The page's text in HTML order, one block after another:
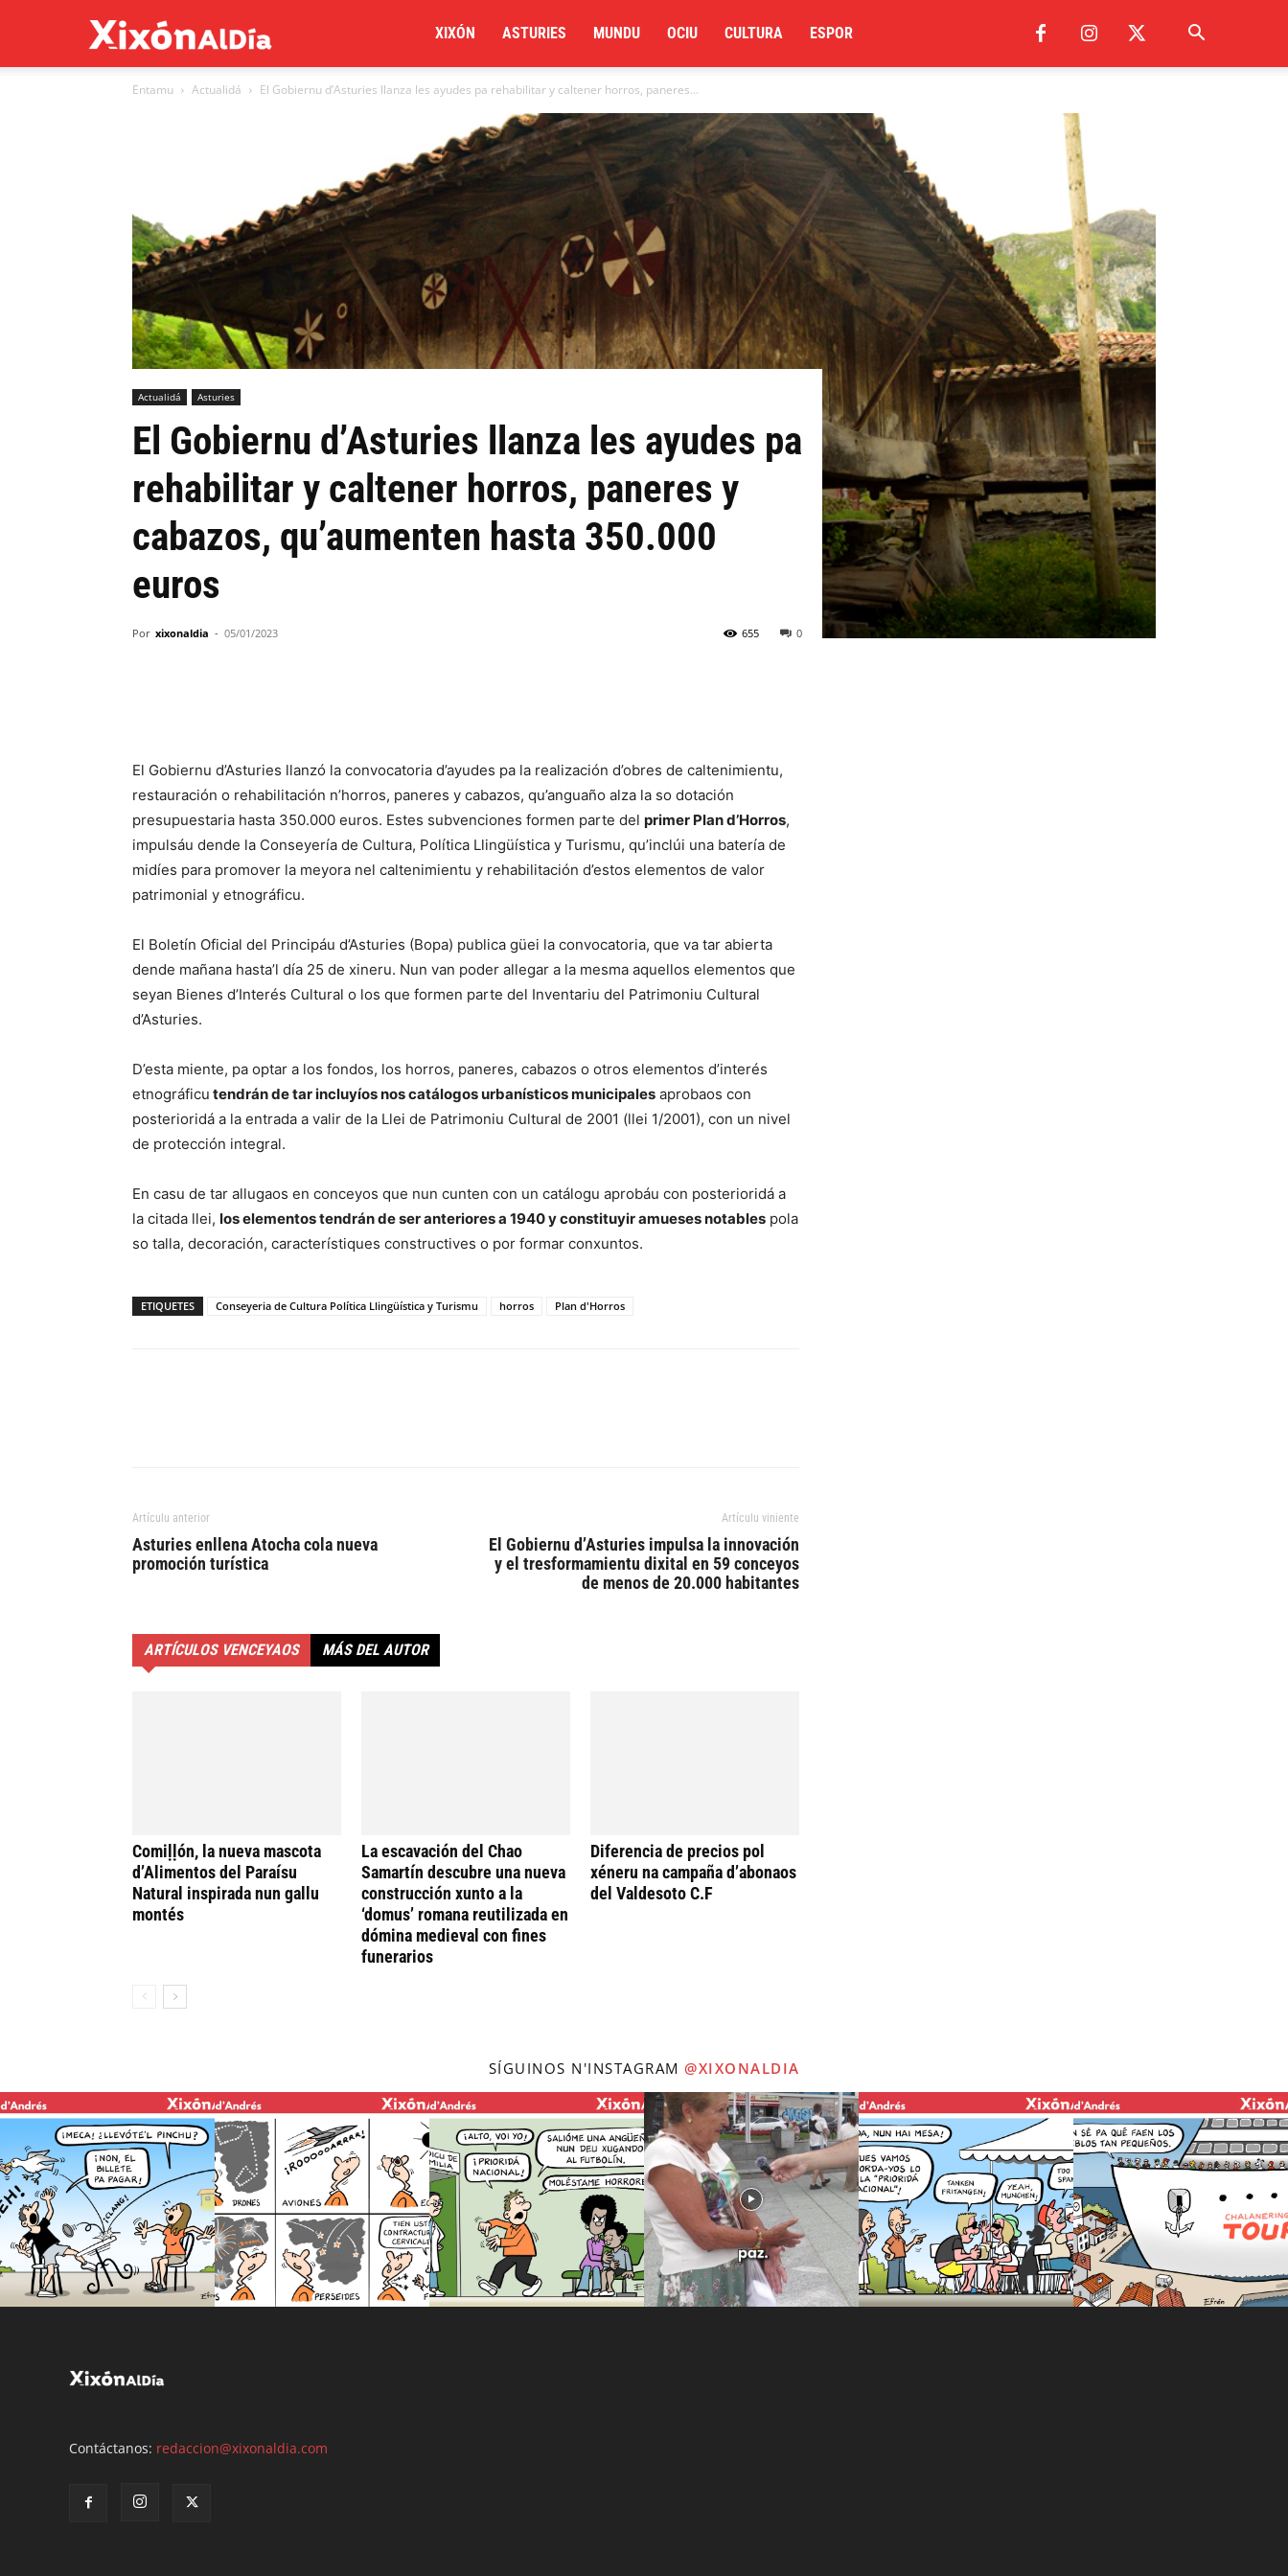
al
XIXÓN ASTURIES MUNDU OCIU CULTURA ESPOR
Entamu Actualidá El Gobiernu d’Asturies llanza les ayudes pa rehabilitar y caltener horros, paneres...
Actualidá Asturies
El Gobiernu d’Asturies llanza les ayudes pa
rehabilitar y caltener horros, paneres y
cabazos, qu’aumenten hasta 350.000
euros
Por xixonaldia - 05/01/2023 0
655
El Gobiernu d’Asturies llanzó la convocatoria d’ayudes pa la realización d’obres de caltenimientu,
restauración o rehabilitación n’horros, paneres y cabazos, qu’anguaño alza la so dotación
presupuestaria hasta 350.000 euros. Estes subvenciones formen parte del primer Plan d’Horros,
impulsáu dende la Conseyería de Cultura, Política Llingüística y Turismu, qu’inclúi una batería de
midíes para promover la meyora nel caltenimientu y rehabilitación d’estos elementos de valor
patrimonial y etnográficu.
El Boletín Oficial del Principáu d’Asturies (Bopa) publica güei la convocatoria, que va tar abierta
dende mañana hasta’l día 25 de xineru. Nun van poder allegar a la mesma aquellos elementos que
seyan Bienes d’Interés Cultural o los que formen parte del Inventariu del Patrimoniu Cultural
d’Asturies.
D’esta miente, pa optar a los fondos, los horros, paneres, cabazos o otros elementos d’interés
etnográficu tendrán de tar incluyíos nos catálogos urbanísticos municipales aprobaos con
posterioridá a la entrada a valir de la Llei de Patrimoniu Cultural de 2001 (llei 1/2001), con un nivel
de protección integral.
En casu de tar allugaos en conceyos que nun cunten con un catálogu aprobáu con posterioridá a
la citada llei, los elementos tendrán de ser anteriores a 1940 y constituyir amueses notables pola
so talla, decoración, característiques constructives o por formar conxuntos.
ETIQUETES Conseyeria de Cultura Política Llingüística y Turismu horros Plan d'Horros
Artículu anterior
Asturies enllena Atocha cola nueva
promoción turística
Artículu viniente
El Gobiernu d’Asturies impulsa la innovación
y el tresformamientu dixital en 59 conceyos
de menos de 20.000 habitantes
ARTÍCULOS VENCEYAOS MÁS DEL AUTOR
Comiḷḷón, la nueva mascota
d’Alimentos del Paraísu
Natural inspirada nun gallu
montés
La escavación del Chao
Samartín descubre una nueva
construcción xunto a la
‘domus’ romana reutilizada en
dómina medieval con fines
funerarios
Diferencia de precios pol
xéneru na campaña d’abonaos
del Valdesoto C.F
SÍGUINOS N'INSTAGRAM @XIXONALDIA
Contáctanos: redaccion@xixonaldia.com